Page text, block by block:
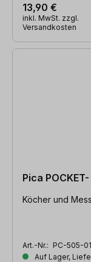
13,90 €
inkl. MwSt. zzgl.
Versandkosten
Köcher und
Art.-Nr.: PC-505-01
Auf Lager,